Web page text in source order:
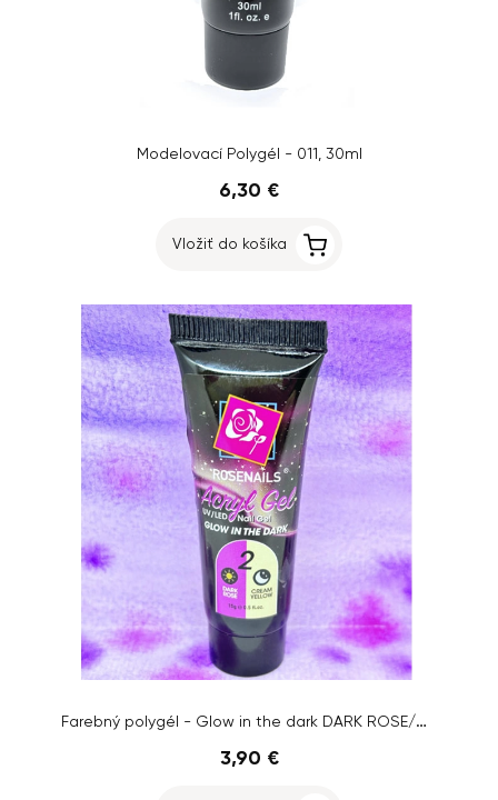
Modelovací Polygél - 011, 30ml
6,30 €
Vložiť do košíka
Farebný polygél - Glow in the dark DARK ROSE/CREAM YELLOW č.02, 15g
3,90 €